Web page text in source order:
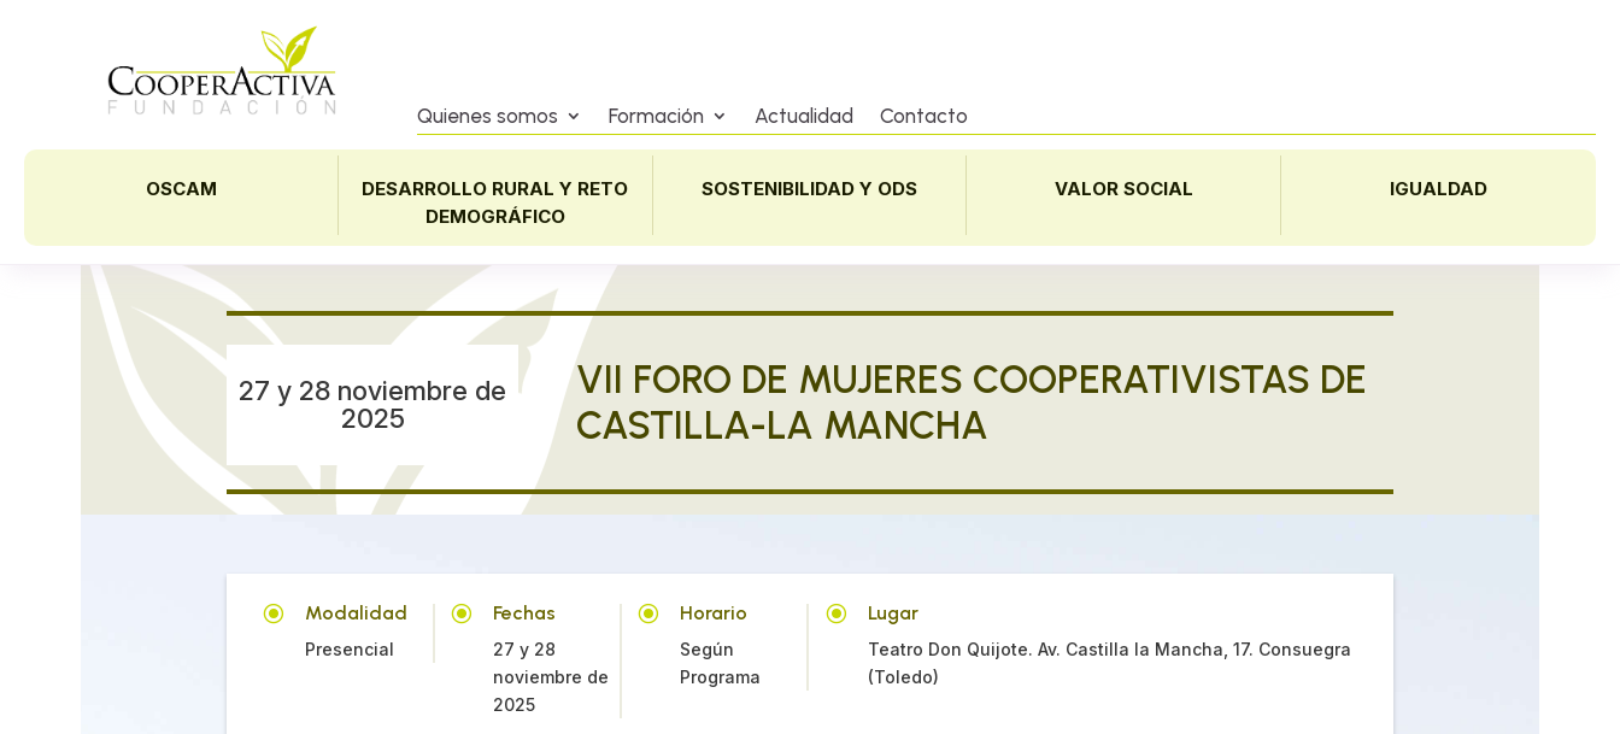
Quienes somos Formación Actualidad Contacto
OSCAM
DESARROLLO RURAL Y RETO
DEMOGRÁFICO
SOSTENIBILIDAD Y ODS VALOR SOCIAL IGUALDAD
27 y 28 noviembre de
2025
VII FORO DE MUJERES COOPERATIVISTAS DE
CASTILLA-LA MANCHA
\ Modalidad
Presencial
\ Fechas
27 y 28
noviembre de
2025
\ Horario
Según
Programa
\ Lugar
Teatro Don Quijote. Av. Castilla la Mancha, 17. Consuegra
(Toledo)